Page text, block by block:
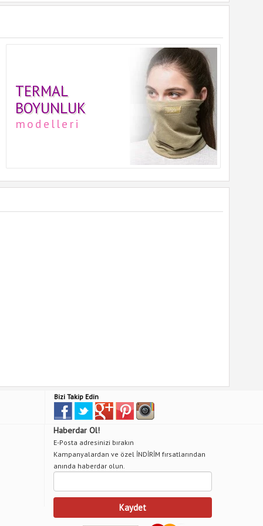
TERMAL
BOYUNLUK
modelleri
Bizi Takip Edin
Haberdar Ol!
E-Posta adresinizi bırakın
Kampanyalardan ve özel İNDİRİM fırsatlarından
anında haberdar olun.
Kaydet